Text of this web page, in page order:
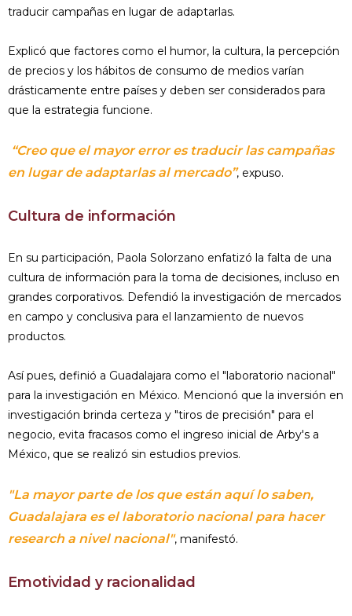
traducir campañas en lugar de adaptarlas.
Explicó que factores como el humor, la cultura, la percepción
de precios y los hábitos de consumo de medios varían
drásticamente entre países y deben ser considerados para
que la estrategia funcione.
“Creo que el mayor error es traducir las campañas
en lugar de adaptarlas al mercado”, expuso.
Cultura de información
En su participación, Paola Solorzano enfatizó la falta de una
cultura de información para la toma de decisiones, incluso en
grandes corporativos. Defendió la investigación de mercados
en campo y conclusiva para el lanzamiento de nuevos
productos.
Así pues, definió a Guadalajara como el "laboratorio nacional"
para la investigación en México. Mencionó que la inversión en
investigación brinda certeza y "tiros de precisión" para el
negocio, evita fracasos como el ingreso inicial de Arby's a
México, que se realizó sin estudios previos.
"La mayor parte de los que están aquí lo saben,
Guadalajara es el laboratorio nacional para hacer
research a nivel nacional", manifestó.
Emotividad y racionalidad